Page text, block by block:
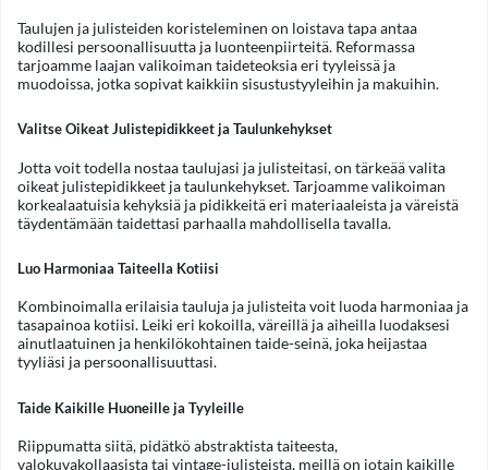
Taulujen ja julisteiden koristeleminen on loistava tapa antaa
kodillesi persoonallisuutta ja luonteenpiirteitä. Reformassa
tarjoamme laajan valikoiman taideteoksia eri tyyleissä ja
muodoissa, jotka sopivat kaikkiin sisustustyyleihin ja makuihin.
Valitse Oikeat Julistepidikkeet ja Taulunkehykset
Jotta voit todella nostaa taulujasi ja julisteitasi, on tärkeää valita
oikeat julistepidikkeet ja taulunkehykset. Tarjoamme valikoiman
korkealaatuisia kehyksiä ja pidikkeitä eri materiaaleista ja väreistä
täydentämään taidettasi parhaalla mahdollisella tavalla.
Luo Harmoniaa Taiteella Kotiisi
Kombinoimalla erilaisia tauluja ja julisteita voit luoda harmoniaa ja
tasapainoa kotiisi. Leiki eri kokoilla, väreillä ja aiheilla luodaksesi
ainutlaatuinen ja henkilökohtainen taide-seinä, joka heijastaa
tyyliäsi ja persoonallisuuttasi.
Taide Kaikille Huoneille ja Tyyleille
Riippumatta siitä, pidätkö abstraktista taiteesta,
valokuvakollaasista tai vintage-julisteista, meillä on jotain kaikille